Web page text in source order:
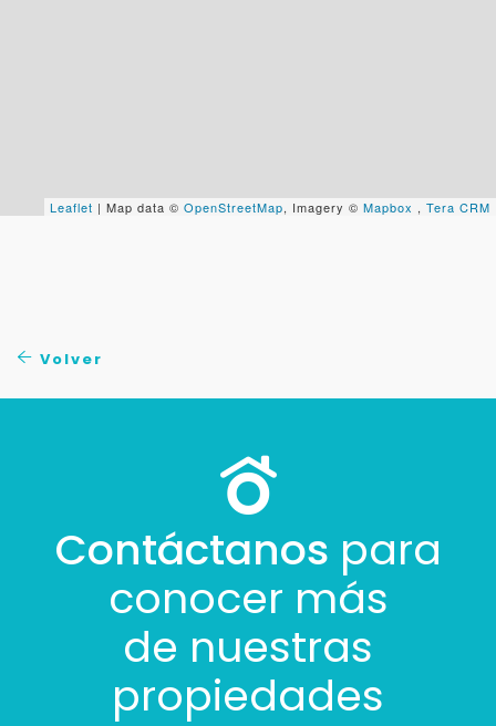
Leaflet | Map data © OpenStreetMap, Imagery © Mapbox , Tera CRM
Volver
Contáctanos para
conocer más
de nuestras
propiedades
Uso exclusivo
Con estos datos podemos responderte mejor y